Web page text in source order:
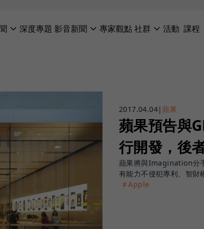
深度專題 影音新聞 專家觀點社群 活動 課程
2017.04.04|蘋果
蘋果預告與
行開發，後
蘋果將與Imagination分
有能力不侵犯專利、智
＃Apple